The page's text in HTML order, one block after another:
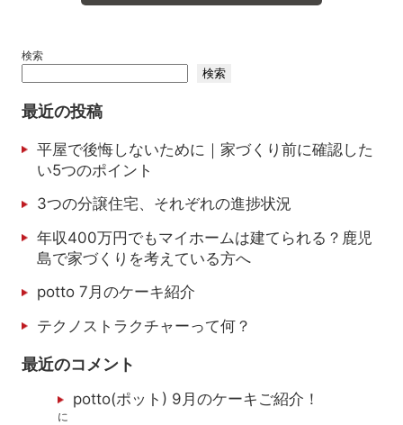
検索
検索
最近の投稿
平屋で後悔しないために｜家づくり前に確認した
い5つのポイント
3つの分譲住宅、それぞれの進捗状況
年収400万円でもマイホームは建てられる？鹿児
島で家づくりを考えている方へ
potto 7月のケーキ紹介
テクノストラクチャーって何？
最近のコメント
potto(ポット) 9月のケーキご紹介！
に